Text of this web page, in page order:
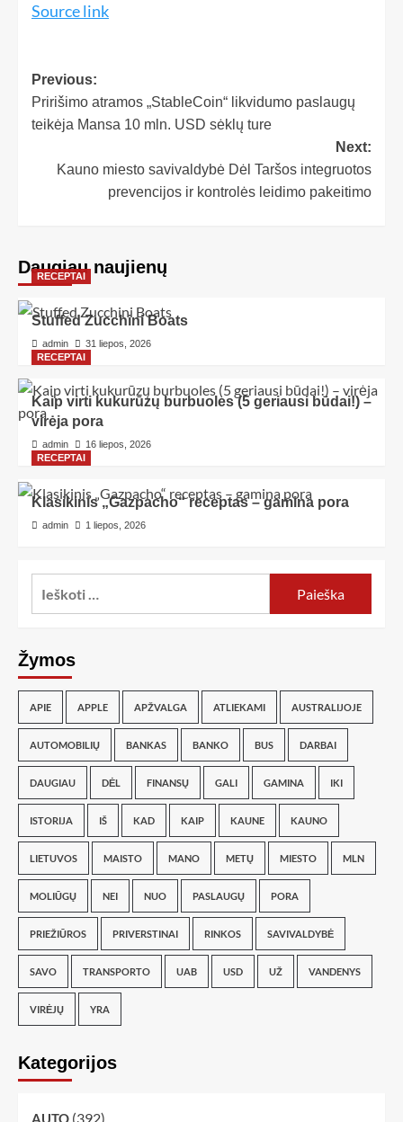
Source link
Previous:
Pririšimo atramos „StableCoin“ likvidumo paslaugų
teikėja Mansa 10 mln. USD sėklų ture
Next:
Kauno miesto savivaldybė Dėl Taršos integruotos
prevencijos ir kontrolės leidimo pakeitimo
Daugiau naujienų
RECEPTAI
Stuffed Zucchini Boats
admin
31 liepos, 2026
RECEPTAI
Kaip virti kukurūzų burbuoles (5 geriausi būdai!) –
virėja pora
admin
16 liepos, 2026
RECEPTAI
Klasikinis „Gazpacho“ receptas – gamina pora
admin 1 liepos, 2026
Žymos
APIE APPLE APŽVALGA ATLIEKAMI AUSTRALIJOJE
AUTOMOBILIŲ BANKAS BANKO BUS DARBAI
DAUGIAU DĖL FINANSŲ GALI GAMINA IKI
ISTORIJA IŠ KAD KAIP KAUNE KAUNO
LIETUVOS MAISTO MANO METŲ MIESTO MLN
MOLIŪGŲ NEI NUO PASLAUGŲ PORA
PRIEŽIŪROS PRIVERSTINAI RINKOS SAVIVALDYBĖ
SAVO TRANSPORTO UAB USD UŽ VANDENYS
VIRĖJŲ YRA
Kategorijos
(392)